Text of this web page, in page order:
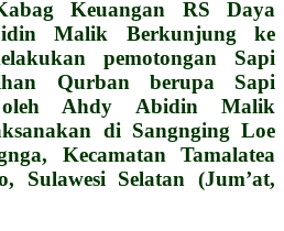
Keuangan RS Daya
Malik Berkunjung ke
pemotongan Sapi
Qurban berupa Sapi
Ahdy Abidin Malik
di Sangnging Loe
Kecamatan Tamalatea
Sulawesi Selatan (Jum’at,